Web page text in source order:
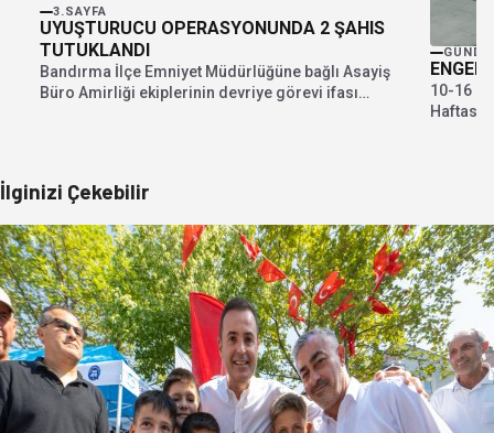
3.SAYFA
UYUŞTURUCU OPERASYONUNDA 2 ŞAHIS
TUTUKLANDI
Bandırma İlçe Emniyet Müdürlüğüne bağlı Asayiş
Büro Amirliği ekiplerinin devriye görevi ifası
10-16
Haftası
İlginizi Çekebilir